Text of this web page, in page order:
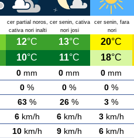
cer partial noros,
cativa nori inalti
cer senin, cativa
nori josi
cer senin, fara
nori
12°C 13°C 20°C
10°C 11°C 18°C
0 mm 0 mm 0 mm
0 % 0 % 0 %
63 % 26 % 3 %
6km/h 6km/h 3km/h
10km/h 9km/h 6km/h